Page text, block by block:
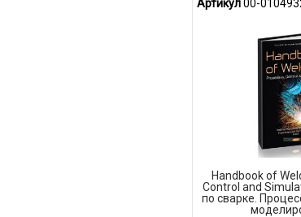
Артикул00-
Handbook of
Control and
по сварке.